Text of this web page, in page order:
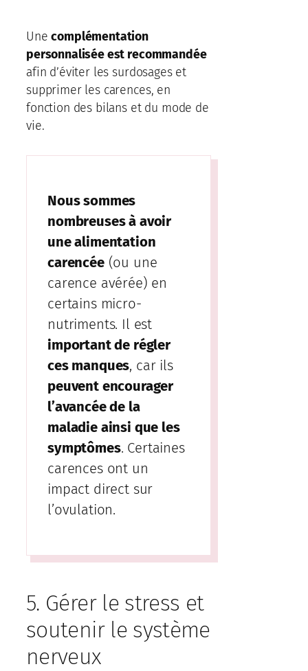
Unecomplémentation
personnalisée est recommandée
afin d’éviter les surdosages et
supprimer les carences, en
fonction des bilans et du mode de
vie.
Nous sommes
nombreuses à avoir
une alimentation
carencée(ou une
carence avérée) en
certains micro-
nutriments. Il est
important de régler
ces manques, car ils
peuvent encourager
l’avancée de la
maladie ainsi que les
symptômes. Certaines
carences ont un
impact direct sur
l’ovulation.
5. Gérer le stress et
soutenir le système
nerveux